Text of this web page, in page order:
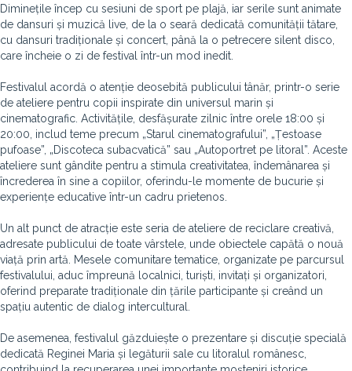
Diminețile încep cu sesiuni de sport pe plajă, iar serile sunt animate
de dansuri și muzică live, de la o seară dedicată comunității tătare,
cu dansuri tradiționale și concert, până la o petrecere silent disco,
care încheie o zi de festival într-un mod inedit.
Festivalul acordă o atenție deosebită publicului tânăr, printr-o serie
de ateliere pentru copii inspirate din universul marin și
cinematografic. Activitățile, desfășurate zilnic între orele 18:00 și
20:00, includ teme precum „Starul cinematografului”, „Țestoase
pufoase”, „Discoteca subacvatică” sau „Autoportret pe litoral”. Aceste
ateliere sunt gândite pentru a stimula creativitatea, îndemânarea și
încrederea în sine a copiilor, oferindu-le momente de bucurie și
experiențe educative într-un cadru prietenos.
Un alt punct de atracție este seria de ateliere de reciclare creativă,
adresate publicului de toate vârstele, unde obiectele capătă o nouă
viață prin artă. Mesele comunitare tematice, organizate pe parcursul
festivalului, aduc împreună localnici, turiști, invitați și organizatori,
oferind preparate tradiționale din țările participante și creând un
spațiu autentic de dialog intercultural.
De asemenea, festivalul găzduiește o prezentare și discuție specială
dedicată Reginei Maria și legăturii sale cu litoralul românesc,